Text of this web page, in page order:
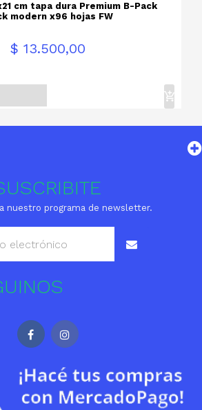
cm tapa dura Premium B-Pack
modern x96 hojas FW
$ 13.500,00
nuestro programa de newsletter.